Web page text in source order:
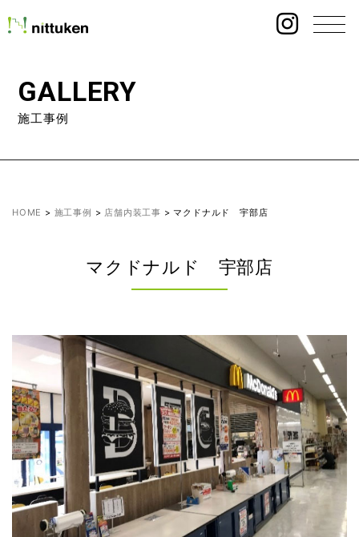
GALLERY
施工事例
HOME > 施工事例 > 店舗内装工事 >マクドナルド 宇部店
マクドナルド 宇部店